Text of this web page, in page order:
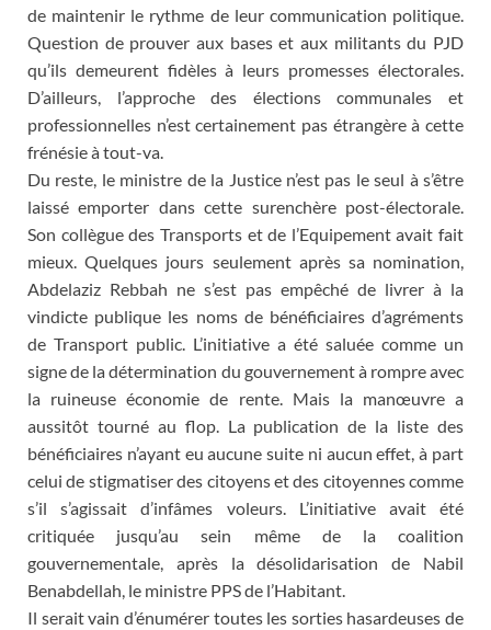
de maintenir le rythme de leur communication politique.
Question de prouver aux bases et aux militants du PJD
qu’ils demeurent fidèles à leurs promesses électorales.
D’ailleurs, l’approche des élections communales et
professionnelles n’est certainement pas étrangère à cette
frénésie à tout-va.
Du reste, le ministre de la Justice n’est pas le seul à s’être
laissé emporter dans cette surenchère post-électorale.
Son collègue des Transports et de l’Equipement avait fait
mieux. Quelques jours seulement après sa nomination,
Abdelaziz Rebbah ne s’est pas empêché de livrer à la
vindicte publique les noms de bénéficiaires d’agréments
de Transport public. L’initiative a été saluée comme un
signe de la détermination du gouvernement à rompre avec
la ruineuse économie de rente. Mais la manœuvre a
aussitôt tourné au flop. La publication de la liste des
bénéficiaires n’ayant eu aucune suite ni aucun effet, à part
celui de stigmatiser des citoyens et des citoyennes comme
s’il s’agissait d’infâmes voleurs. L’initiative avait été
critiquée jusqu’au sein même de la coalition
gouvernementale, après la désolidarisation de Nabil
Benabdellah, le ministre PPS de l’Habitant.
Il serait vain d’énumérer toutes les sorties hasardeuses de